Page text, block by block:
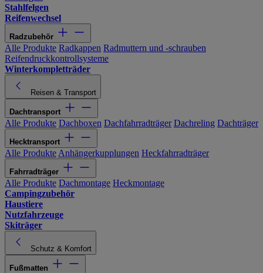
Stahlfelgen
Reifenwechsel
Radzubehör
Alle Produkte Radkappen Radmuttern und -schrauben
Reifendruckkontrollsysteme
Winterkompletträder
Reisen & Transport
Dachtransport
Alle Produkte Dachboxen Dachfahrradträger Dachreling Dachträger
Hecktransport
Alle Produkte Anhängerkupplungen Heckfahrradträger
Fahrradträger
Alle Produkte Dachmontage Heckmontage
Campingzubehör
Haustiere
Nutzfahrzeuge
Skiträger
Schutz & Komfort
Fußmatten